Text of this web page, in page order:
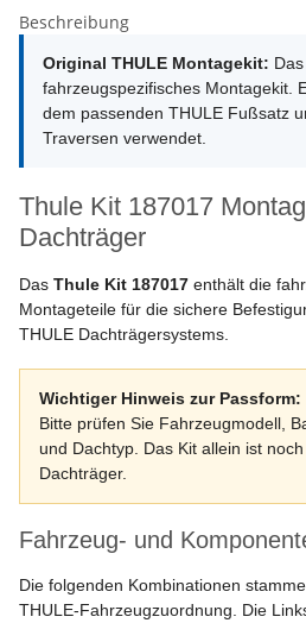
Beschreibung
Original THULE Montagekit:
fahrzeugspezifisches Montagekit.
dem passenden THULE Fußsatz
Traversen verwendet.
Thule Kit 187017
Dachträger
Das Thule Kit 187017 enthält die
Montageteile für die sichere
THULE Dachträgersystems.
Wichtiger Hinweis zur Passform:
Bitte prüfen Sie Fahrzeugmodell,
und Dachtyp. Das Kit allein ist
Dachträger.
Fahrzeug- und
Die folgenden Kombinationen
THULE-Fahrzeugzuordnung. Die